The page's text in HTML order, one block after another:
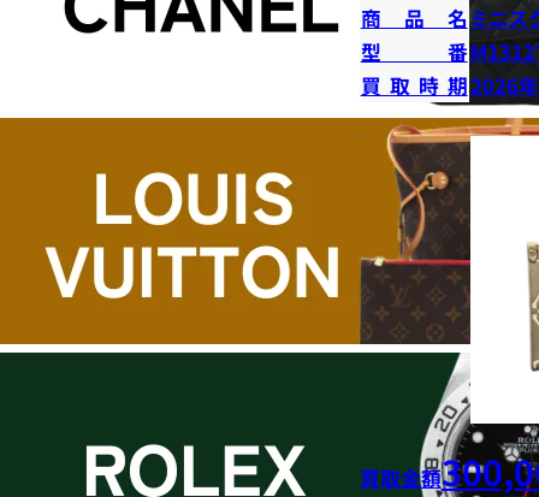
商品名ミニス
型番
買取時期2026
買取金額